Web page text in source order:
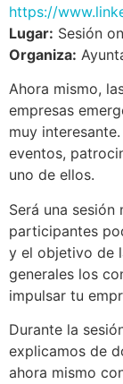
https://
Lugar: Sesión
Organiza:
Ahora mismo,
empresas
muy
eventos,
uno de ellos.
Será una
participantes
y el objetivo de
generales los
impulsar tu
Durante la
explicamos de
ahora mismo